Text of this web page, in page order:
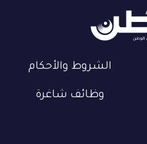
الشروط والأحكام
وظائف شاغرة